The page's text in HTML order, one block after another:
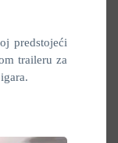
predstojeći
traileru za